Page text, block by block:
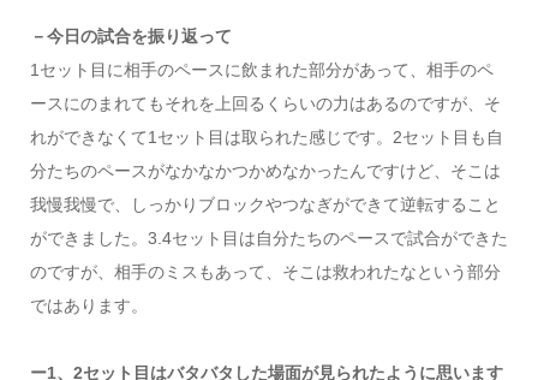
－今日の試合を振り返って
1セット目に相手のペースに飲まれた部分があって、相手のペ
ースにのまれてもそれを上回るくらいの力はあるのですが、そ
れができなくて1セット目は取られた感じです。2セット目も自
分たちのペースがなかなかつかめなかったんですけど、そこは
我慢我慢で、しっかりブロックやつなぎができて逆転すること
ができました。3.4セット目は自分たちのペースで試合ができた
のですが、相手のミスもあって、そこは救われたなという部分
ではあります。
ー1、2セット目はバタバタした場面が見られたように思います